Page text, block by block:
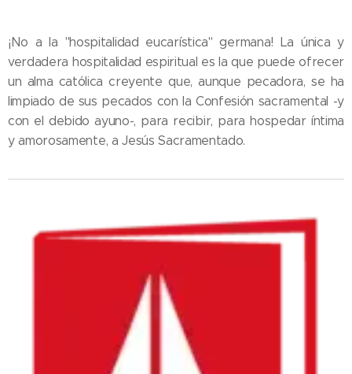
¡No a la "hospitalidad eucarística" germana! La única y
verdadera hospitalidad espiritual es la que puede ofrecer
un alma católica creyente que, aunque pecadora, se ha
limpiado de sus pecados con la Confesión sacramental -y
con el debido ayuno-, para recibir, para hospedar íntima
y amorosamente, a Jesús Sacramentado.